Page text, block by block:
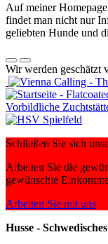
Auf meiner Homepage
findet man nicht nur
geliebten Hunde und
Wir werden geschätzt
Schließen Sie sich
Arbeiten Sie die
gewünschte
Arbeiten Sie mit uns
Husse -